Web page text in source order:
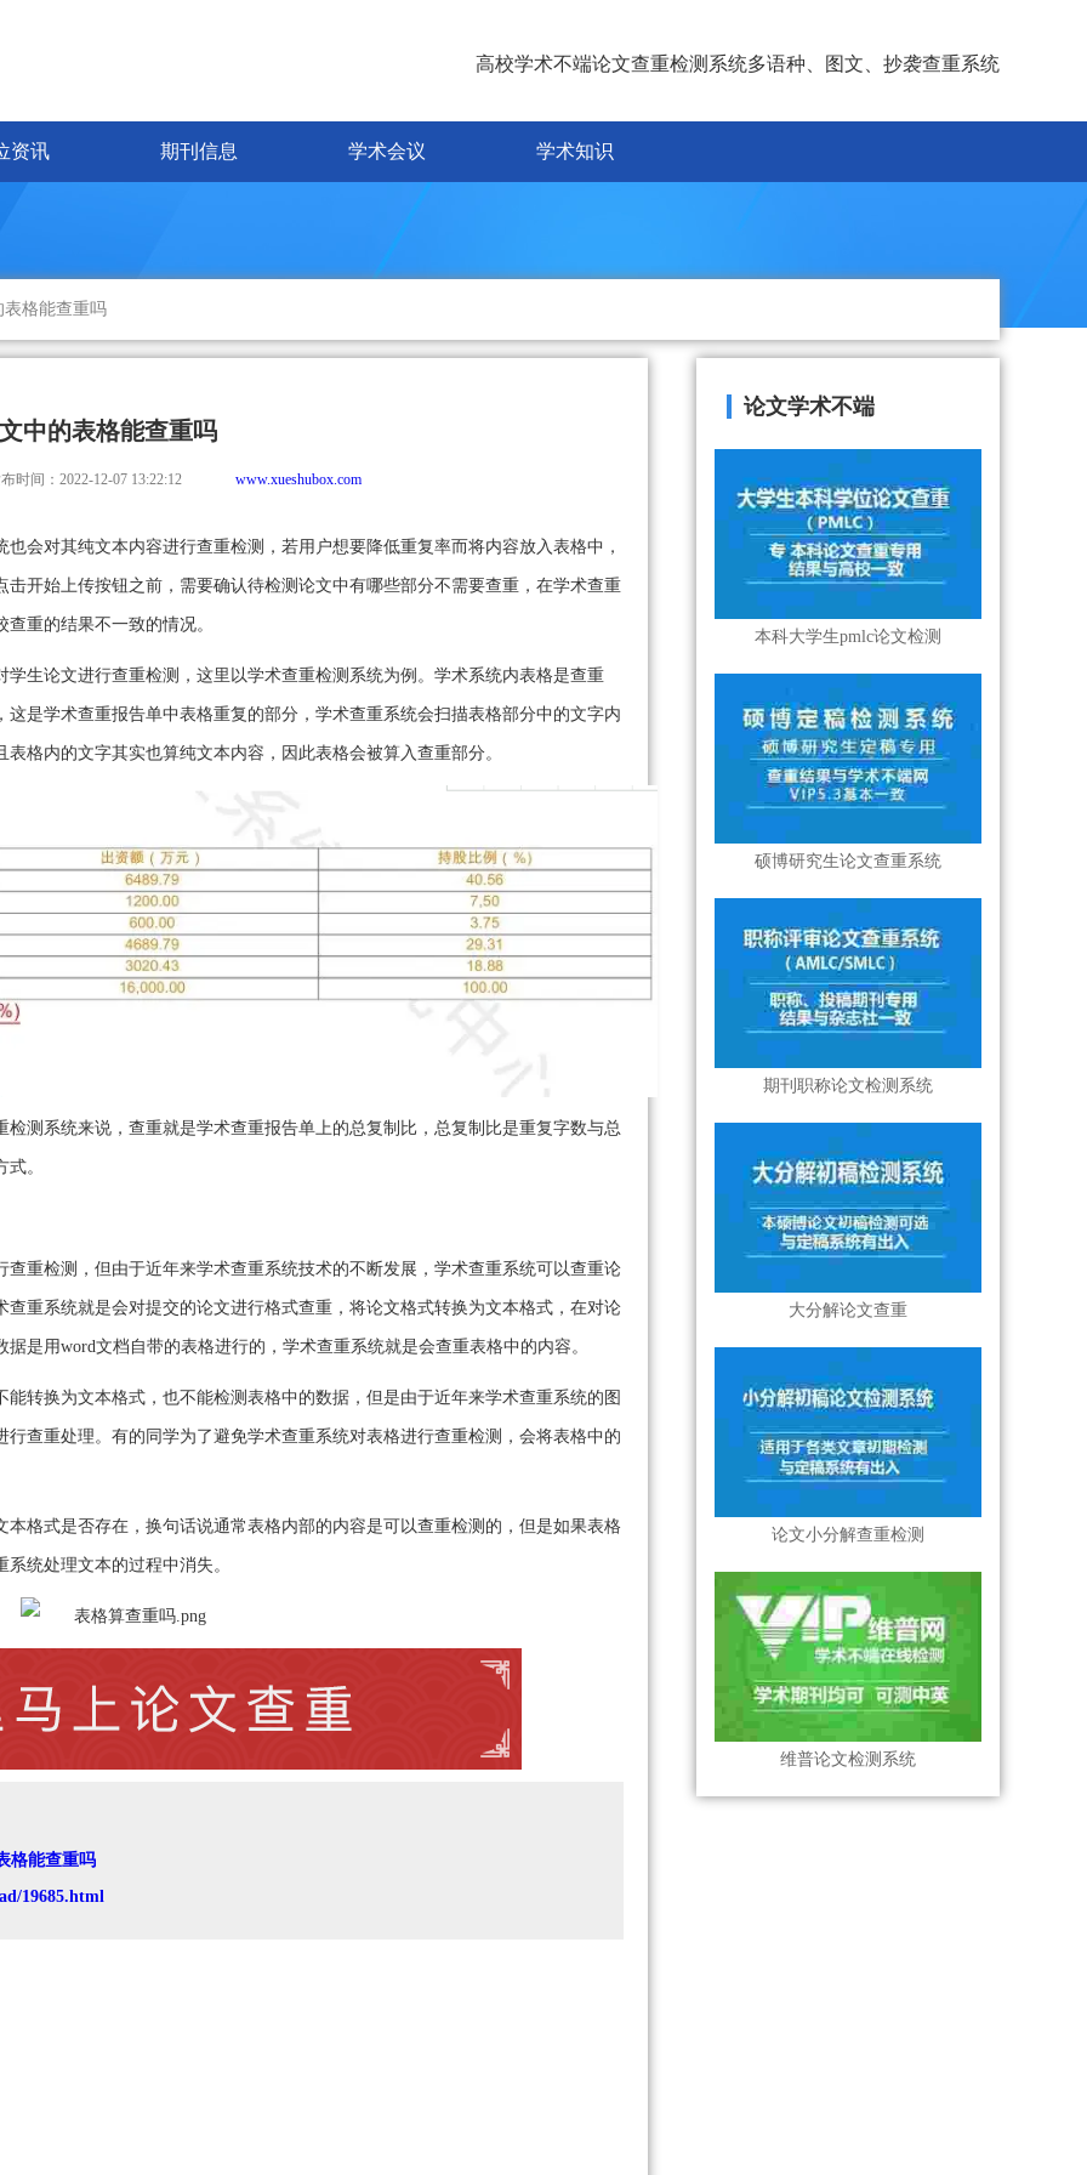
高校学术不端论文查重检测系统多语种、图文、抄袭查重系统
资讯 期刊信息 学术会议 学术知识
格能查重吗
中的表格能查重吗
时间：2022-12-07 13:22:12 www.xueshubox.com
会对其纯文本内容进行查重检测，若用户想要降低重复率而将内容放入表格中，
开始上传按钮之前，需要确认待检测论文中有哪些部分不需要查重，在学术查重
重的结果不一致的情况。
生论文进行查重检测，这里以学术查重检测系统为例。学术系统内表格是查重
是学术查重报告单中表格重复的部分，学术查重系统会扫描表格部分中的文字内
格内的文字其实也算纯文本内容，因此表格会被算入查重部分。
测系统来说，查重就是学术查重报告单上的总复制比，总复制比是重复字数与总
。
重检测，但由于近年来学术查重系统技术的不断发展，学术查重系统可以查重论
重系统就是会对提交的论文进行格式查重，将论文格式转换为文本格式，在对论
是用word文档自带的表格进行的，学术查重系统就是会查重表格中的内容。
转换为文本格式，也不能检测表格中的数据，但是由于近年来学术查重系统的图
查重处理。有的同学为了避免学术查重系统对表格进行查重检测，会将表格中的
格式是否存在，换句话说通常表格内部的内容是可以查重检测的，但是如果表格
统处理文本的过程中消失。
格能查重吗
19685.html
论文学术不端
本科大学生pmlc论文检测
硕博研究生论文查重系统
期刊职称论文检测系统
大分解论文查重
论文小分解查重检测
维普论文检测系统